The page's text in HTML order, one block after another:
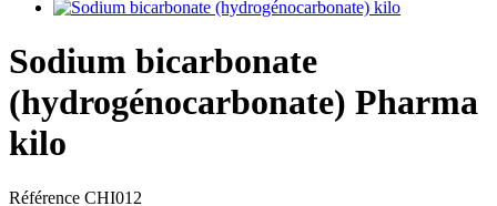
Sodium bicarbonate
(hydrogénocarbonate) Pharma
kilo
Référence CHI012